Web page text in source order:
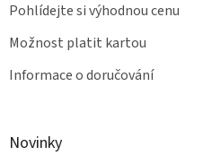
Pohlídejte si výhodnou cenu
Možnost platit kartou
Informace o doručování
Novinky